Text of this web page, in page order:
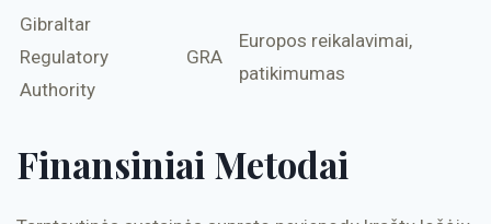
Gibraltar
Regulatory
Authority
GRA
Europos reikalavimai,
patikimumas
Finansiniai Metodai